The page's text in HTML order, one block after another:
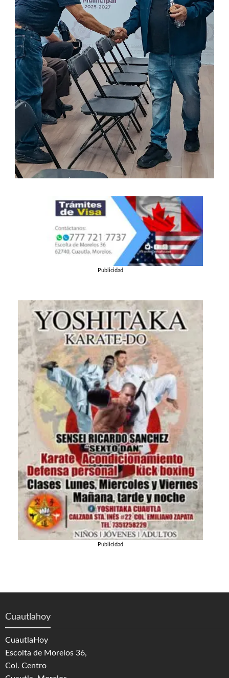
Publicidad
Publicidad
Cuautlahoy
CuautlaHoy
Escolta de Morelos 36,
Col. Centro